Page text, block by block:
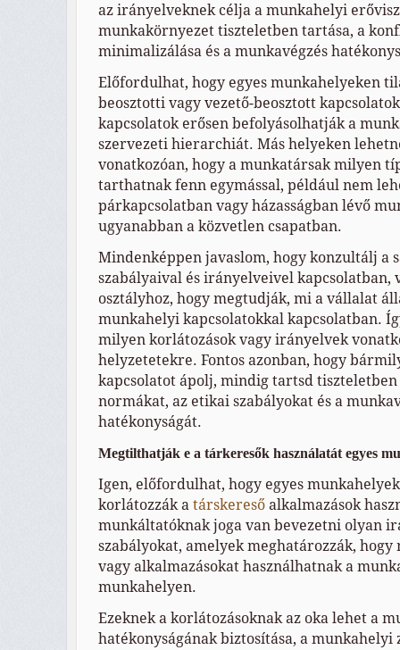
az irányelveknek célja a munkahelyi
munkakörnyezet tiszteletben tartása, a
minimalizálása és a munkavégzés
Előfordulhat, hogy egyes munkahelyeken
beosztotti vagy vezető-beosztott
kapcsolatok erősen befolyásolhatják a
szervezeti hierarchiát. Más helyeken
vonatkozóan, hogy a munkatársak milyen
tarthatnak fenn egymással, például nem
párkapcsolatban vagy házasságban lévő
ugyanabban a közvetlen csapatban.
Mindenképpen javaslom, hogy konzultálj a
szabályaival és irányelveivel kapcsolatban,
osztályhoz, hogy megtudják, mi a vállalat
munkahelyi kapcsolatokkal kapcsolatban.
milyen korlátozások vagy irányelvek
helyzetetekre. Fontos azonban, hogy
kapcsolatot ápolj, mindig tartsd
normákat, az etikai szabályokat és a
hatékonyságát.
Megtilthatják e a tárkeresők használatát egyes
Igen, előfordulhat, hogy egyes
korlátozzák a társkereső alkalmazások
munkáltatóknak joga van bevezetni olyan
szabályokat, amelyek meghatározzák,
vagy alkalmazásokat használhatnak a
munkahelyen.
Ezeknek a korlátozásoknak az oka lehet a
hatékonyságának biztosítása, a munkahelyi